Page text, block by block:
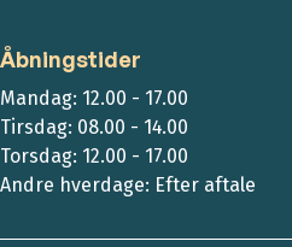
Åbningstider
Mandag: 12.00 - 17.00
Tirsdag: 08.00 - 14.00
Torsdag: 12.00 - 17.00
Andre hverdage: Efter aftale